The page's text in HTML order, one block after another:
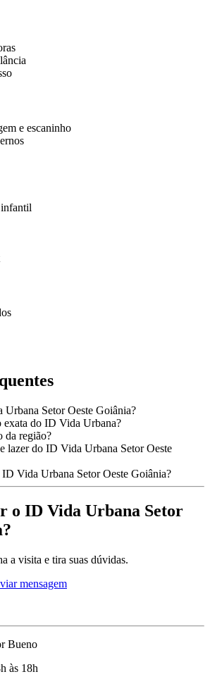
e escaninho
Setor Oeste Goiânia?
exata do ID Vida Urbana?
da região?
lazer do ID Vida Urbana Setor Oeste
Vida Urbana Setor Oeste Goiânia?
o ID Vida Urbana Setor
a visita e tira suas dúvidas.
mensagem
Bueno
às 18h